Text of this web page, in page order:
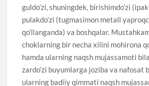
guldo’zi, shuningdek, birishimdo’zi
pulakdo’zi (tugmasimon metall
qo’llanganda) va boshqalar.
choklarning bir necha xilini mohirona
hamda ularning naqsh mujassamoti
zardo’zi buyumlarga joziba va nafosat
ularning badiiy qimmati naqsh